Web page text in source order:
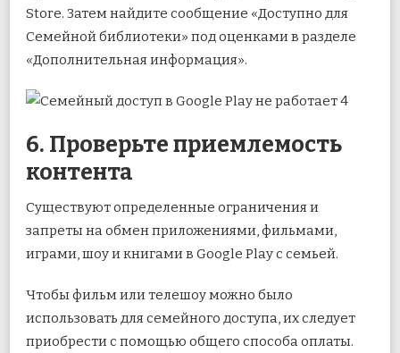
Store. Затем найдите сообщение «Доступно для
Семейной библиотеки» под оценками в разделе
«Дополнительная информация».
6. Проверьте приемлемость
контента
Существуют определенные ограничения и
запреты на обмен приложениями, фильмами,
играми, шоу и книгами в Google Play с семьей.
Чтобы фильм или телешоу можно было
использовать для семейного доступа, их следует
приобрести с помощью общего способа оплаты.